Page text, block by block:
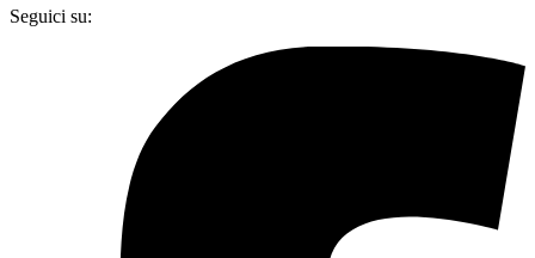
Seguici su: